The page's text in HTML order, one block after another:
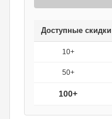
Доступные скидки
10+
50+
100+